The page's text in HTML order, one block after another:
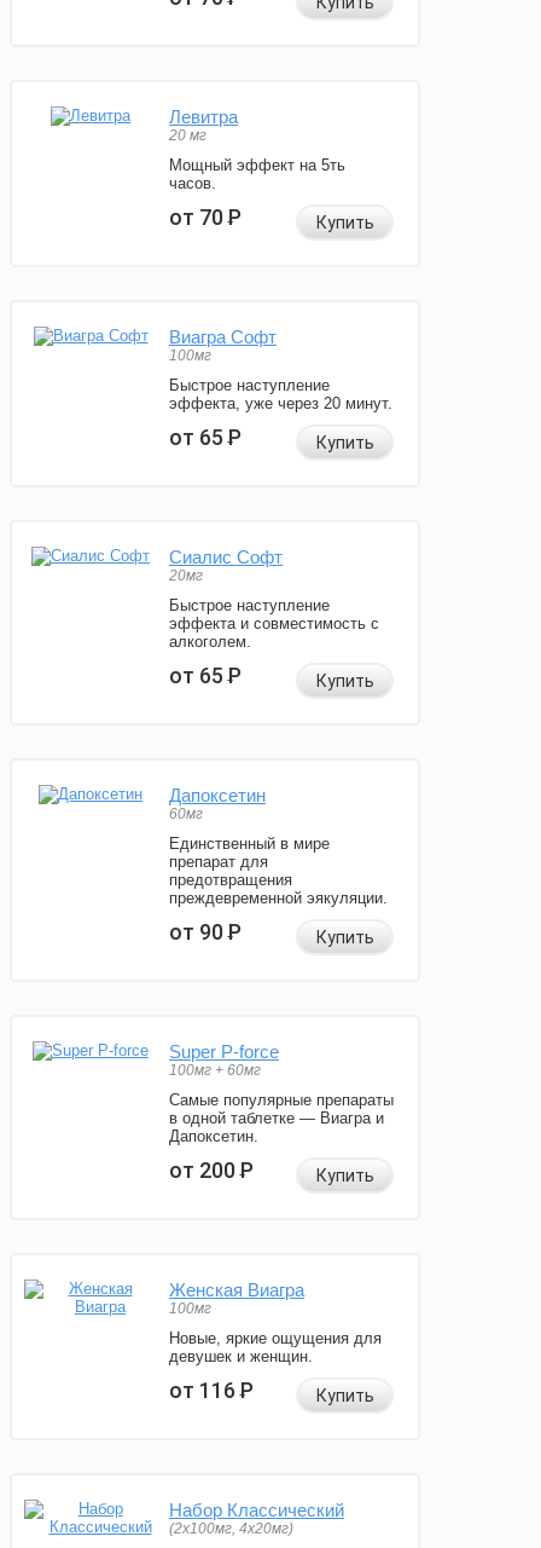
Левитра
20 мг
Мощный эффект на 5ть
часов.
от 70Р Купить
Виагра Софт
100мг
Быстрое наступление
эффекта, уже через 20 минут.
от 65Р Купить
Сиалис Софт
20мг
Быстрое наступление
эффекта и совместимость с
алкоголем.
от 65Р Купить
Дапоксетин
60мг
Единственный в мире
препарат для
предотвращения
преждевременной эякуляции.
от 90Р Купить
Super P-force
100мг + 60мг
Самые популярные препараты
в одной таблетке — Виагра и
Дапоксетин.
от 200Р Купить
Женская Виагра
100мг
Новые, яркие ощущения для
девушек и женщин.
от 116Р Купить
Набор Классический
(2x100мг, 4x20мг)